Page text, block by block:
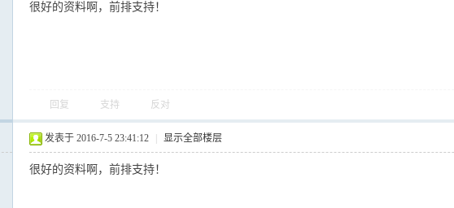
很好的资料啊，前排支持！
回复 支持 反对
发表于 2016-7-5 23:41:12 显示全部楼层
很好的资料啊，前排支持！